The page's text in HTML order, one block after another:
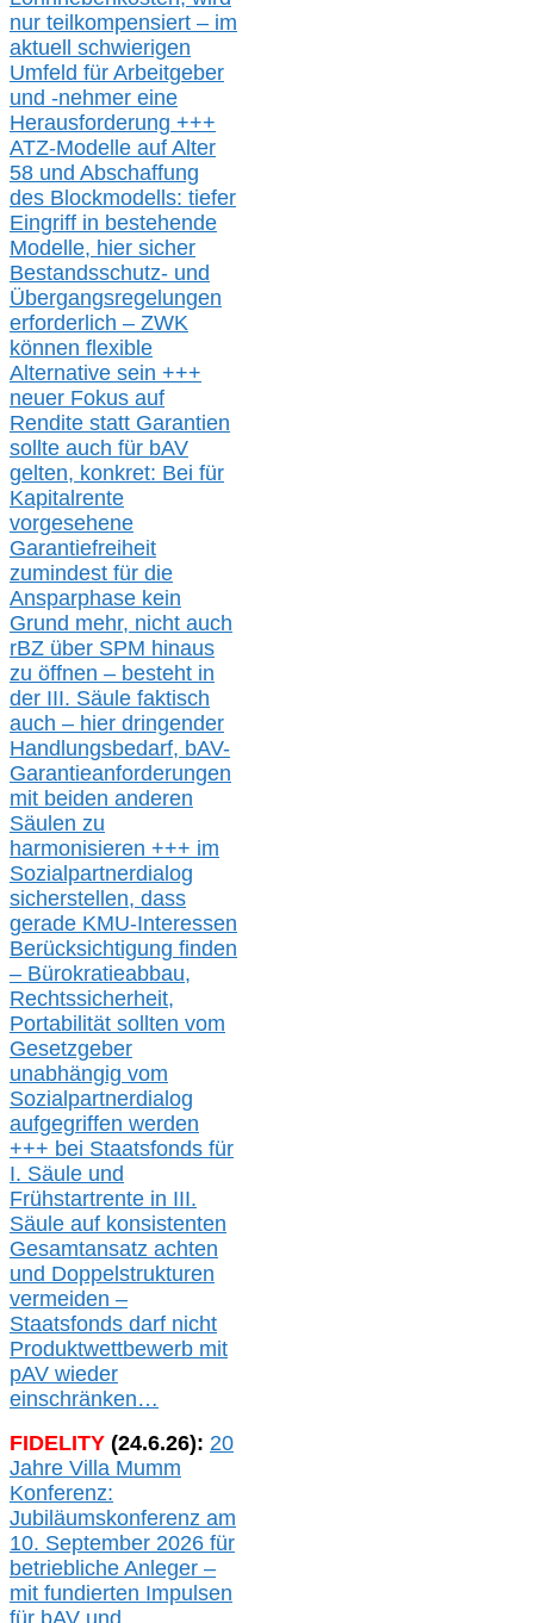
nur teilkompensiert – im
aktuell schwierigen
Umfeld für Arbeitgeber
und -nehmer eine
Herausforderung +++
ATZ-Modelle auf Alter
58 und Abschaffung
des Blockmodells: tiefer
Eingriff in bestehende
Modelle, hier sicher
Bestandsschutz- und
Übergangsregelungen
erforderlich – ZWK
können flexible
Alternative sein +++
neuer Fokus auf
Rendite statt Garantien
sollte auch für bAV
gelten, konkret: Bei für
Kapitalrente
vorgesehene
Garantiefreiheit
zumindest für die
Ansparphase kein
Grund mehr, nicht auch
rBZ über SPM hinaus
zu öffnen – besteht in
der III. Säule faktisch
auch – hier dringender
Handlungsbedarf, bAV-
Garantieanforderungen
mit beiden anderen
Säulen zu
harmonisieren +++ im
Sozialpartnerdialog
sicherstellen, dass
gerade KMU-Interessen
Berücksichtigung finden
– Bürokratieabbau,
Rechtssicherheit,
Portabilität sollten vom
Gesetzgeber
unabhängig vom
Sozialpartnerdialog
aufgegriffen werden
+++ bei Staatsfonds für
I. Säule und
Frühstartrente in III.
Säule auf konsistenten
Gesamtansatz achten
und Doppelstrukturen
vermeiden –
Staatsfonds darf nicht
Produktwettbewerb mit
pAV wieder
einschränken…
FIDELITY (24.6.26): 20
Jahre Villa Mumm
Konferenz:
Jubiläumskonferenz am
10. September 2026 für
betriebliche Anleger –
mit fundierten Impulsen